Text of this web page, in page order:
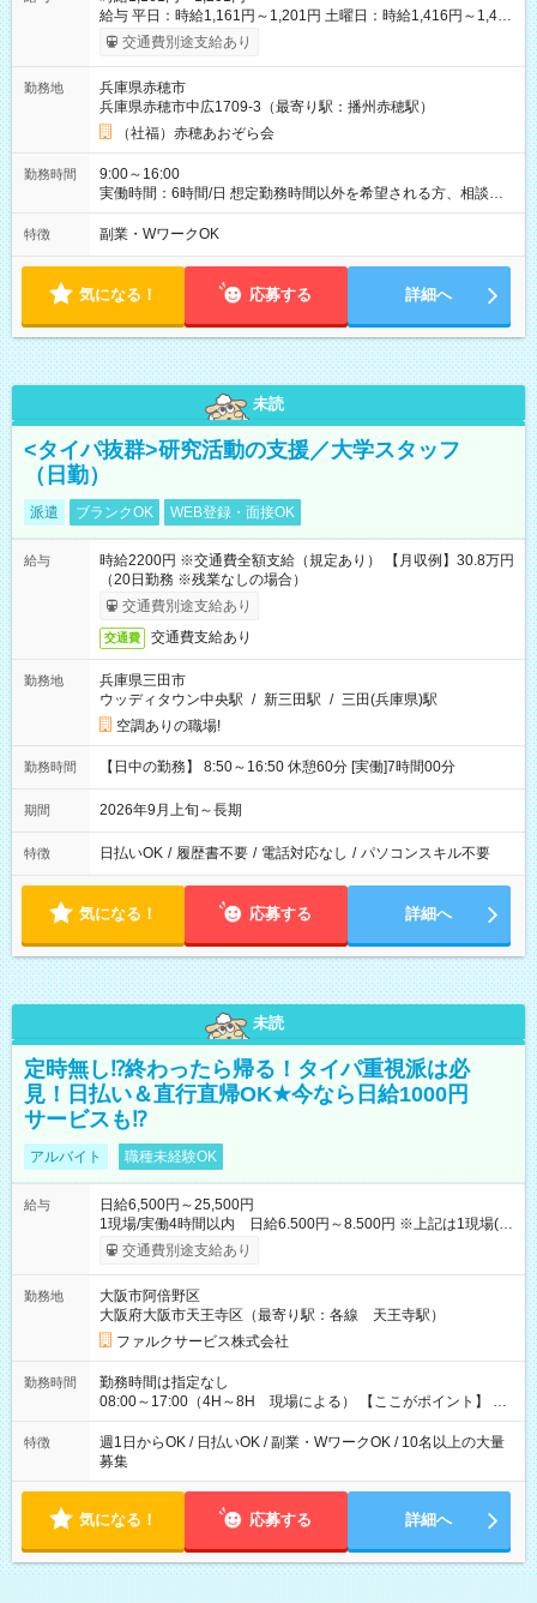
給与 平日：時給1,161円～1,201円 土曜日：時給1,416円～1,451
円 経験や前歴を考慮して決定します。 ・賞与年2回、計0.5か月
分〔前年度実績〕 ・昇給年1回 ・交通費月額15,000円まで支給
せています。 【試用期間】試用期間あり 試用期間の長さ：3ヶ
月 雇用形態、給与は本採用時と同じです。
交通費別途支給あり
勤務地
兵庫県赤穂市
兵庫県赤穂市中広1709-3（最寄り駅：播州赤穂駅）
（社福）赤穂あおぞら会
勤務時間
9:00～16:00
実働時間：6時間/日 想定勤務時間以外を希望される方、相談に
応じます。 休憩 1時間 残業ほぼなし 土曜日出勤は厚待遇 週2
～5日 扶養内でも大丈夫
特徴 副業・WワークOK
気になる！ 応募する 詳細へ
未読
<タイパ抜群>研究活動の支援／大学スタッフ
（日勤）
派遣 ブランクOK WEB登録・面接OK
給与
時給2200円 ※交通費全額支給（規定あり） 【月収例】30.8万円
（20日勤務 ※残業なしの場合）
交通費別途支給あり
交通費 交通費支給あり
勤務地
兵庫県三田市
ウッディタウン中央駅 / 新三田駅 / 三田(兵庫県)駅
空調ありの職場!
勤務時間 【日中の勤務】 8:50～16:50 休憩60分 [実働]7時間00分
期間 2026年9月上旬～長期
特徴 日払いOK / 履歴書不要 / 電話対応なし / パソコンスキル不要
気になる！ 応募する 詳細へ
未読
定時無し⁉終わったら帰る！タイパ重視派は必
見！日払い＆直行直帰OK★今なら日給1000円
サービスも⁉
アルバイト 職種未経験OK
給与
日給6,500円～25,500円
1現場/実働4時間以内 日給6.500円～8.500円 ※上記は1現場(実
働4時間以内)あたりの給与です ※基本は1日あたり2現場(実働8
時間以内)をお任せします。その場合の支給額は日給1,3000円で
～」ですが、今なら初出勤をした人は採用祝いで【日給+1.000
円】のボーナスが！★（その他待遇に変更ありません） 現場に
よっては早く終わることもあり！ その場合も給与金額は変わり
ません！ ≪給与例≫ ・週1日勤務 ㈪～㈮は本業のため㈯のみ
1現場/6.500×2現場＝日給13.000円×4日 ＝月給52.000円 ・週6
日でレギュラー勤務(勤続1年) 1現場/7.200×2現場＝日給14.400
る」などをして月に40万以上を稼ぐ人も☆ ◆支払い方法：日払
い・週払い・月3回払いが選択可能 【試用期間】試用期間なし
交通費別途支給あり
勤務地
大阪市阿倍野区
大阪府大阪市天王寺区（最寄り駅：各線 天王寺駅）
ファルクサービス株式会社
勤務時間
勤務時間は指定なし
08:00～17:00（4H～8H 現場による） 【ここがポイント】 ◆
給与の日給保障あり！ 「4時間の現場」が「1時間」で終わった
時も給料変わらず！ 「4時間の現場」のお給料をお支払いします
♪ 1日にたくさんの現場をこなせば、高収入を実現可能！
特徴
週1日からOK / 日払いOK / 副業・WワークOK / 10名以上の大量
募集
気になる！ 応募する 詳細へ